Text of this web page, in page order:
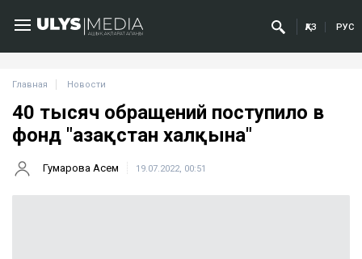
ҚАЗ РУС
Главная Новости
40 тысяч обращений поступило в
фонд "Қазақстан халқына"
Гумарова Асем 19.07.2022, 00:51